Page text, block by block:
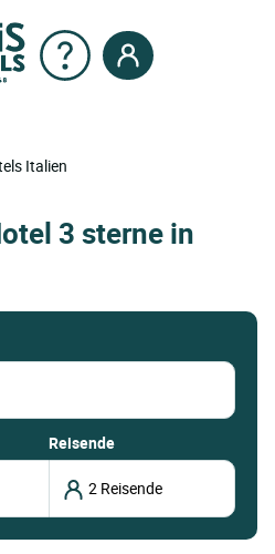
Italien
3 sterne in
Reisende